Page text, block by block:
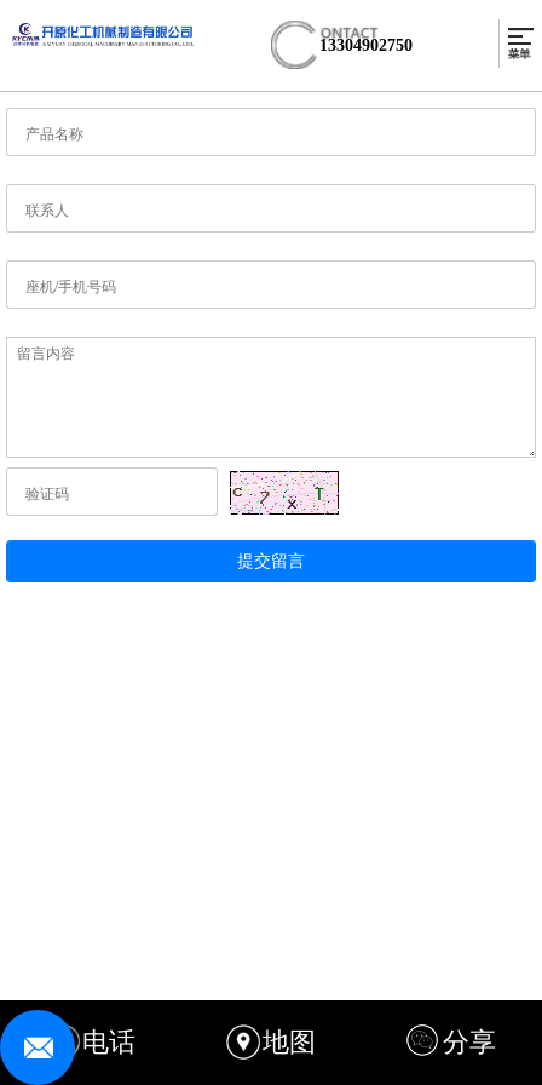
13304902750
电话 地图 分享